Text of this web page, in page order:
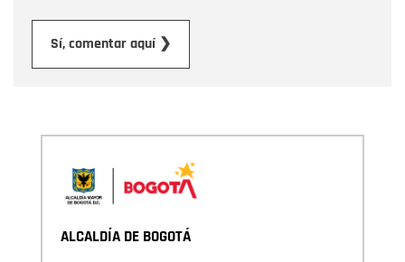
Sí, comentar aquí ❯
ALCALDÍA DE BOGOTÁ